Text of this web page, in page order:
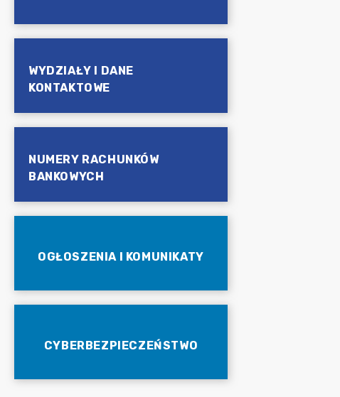
WYDZIAŁY I DANE
KONTAKTOWE
NUMERY RACHUNKÓW
BANKOWYCH
OGŁOSZENIA I KOMUNIKATY
CYBERBEZPIECZEŃSTWO